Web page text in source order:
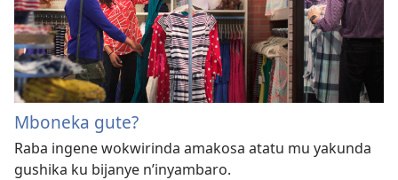
Mboneka gute?
Raba ingene wokwirinda amakosa atatu mu yakunda
gushika ku bijanye n’inyambaro.